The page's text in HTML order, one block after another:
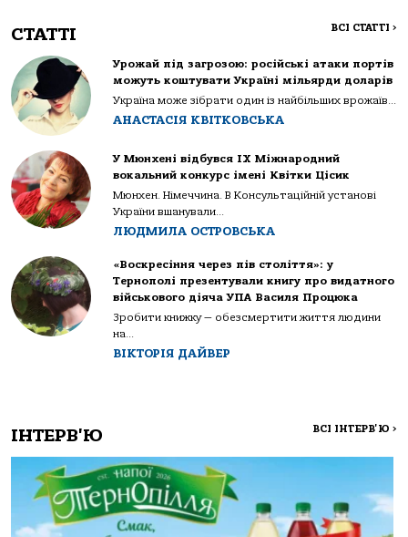
СТАТТІ ВСІ СТАТТІ >
Урожай під загрозою: російські атаки портів
можуть коштувати Україні мільярди доларів
Україна може зібрати один із найбільших врожаїв...
АНАСТАСІЯ КВІТКОВСЬКА
У Мюнхені відбувся IX Міжнародний
вокальний конкурс імені Квітки Цісик
Мюнхен. Німеччина. В Консультаційній установі
України вшанували...
ЛЮДМИЛА ОСТРОВСЬКА
«Воскресіння через пів століття»: у
Тернополі презентували книгу про видатного
військового діяча УПА Василя Процюка
Зробити книжку — обезсмертити життя людини
на...
ВІКТОРІЯ ДАЙВЕР
ІНТЕРВ'Ю ВСІ ІНТЕРВ'Ю >